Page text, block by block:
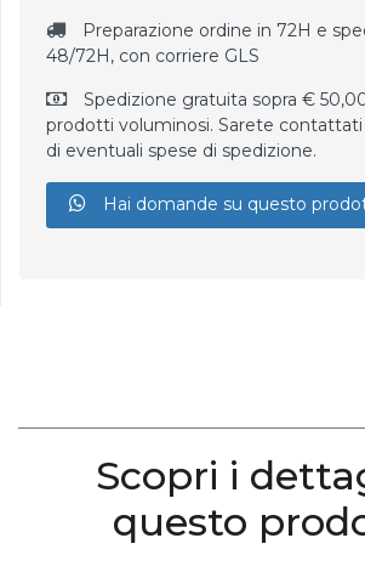
Preparazione ordine in 72H e
48/72H, con corriere GLS
Spedizione gratuita sopra €
prodotti voluminosi. Sarete
di eventuali spese di spedizione.
Hai domande su questo
Scopri i
questo